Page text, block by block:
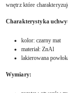
wnętrz które
Charakterystyka
kolor: czarny mat
materiał: ZnAl
lakierowana
Wymiary: